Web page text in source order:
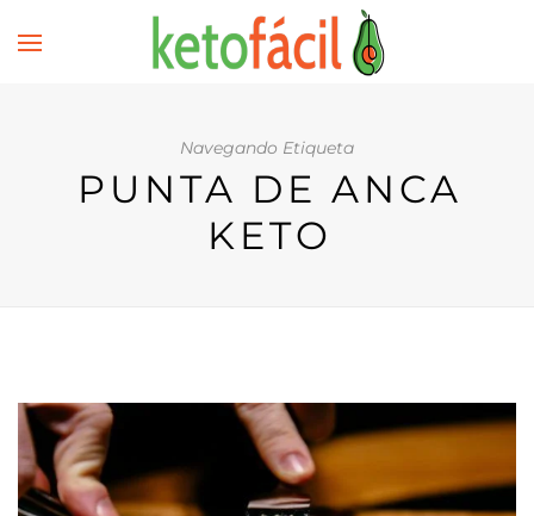
Navegando Etiqueta
PUNTA DE ANCA
KETO